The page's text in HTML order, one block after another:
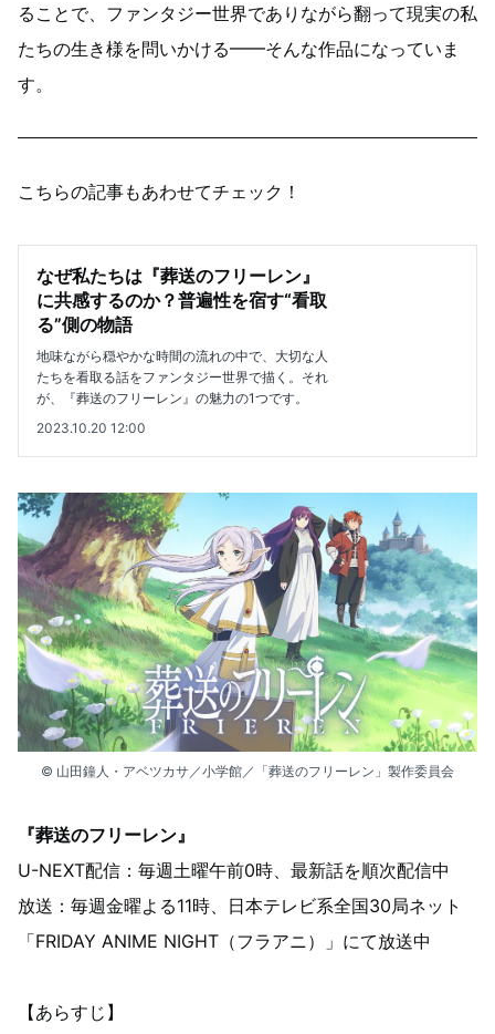
ることで、ファンタジー世界でありながら翻って現実の私
たちの生き様を問いかける━━そんな作品になっていま
す。
こちらの記事もあわせてチェック！
なぜ私たちは『葬送のフリーレン』
に共感するのか？普遍性を宿す“看取
る”側の物語
地味ながら穏やかな時間の流れの中で、大切な人
たちを看取る話をファンタジー世界で描く。それ
が、『葬送のフリーレン』の魅力の1つです。
2023.10.20 12:00
© 山田鐘人・アベツカサ／小学館／「葬送のフリーレン」製作委員会
『葬送のフリーレン』
U-NEXT配信：毎週土曜午前0時、最新話を順次配信中
放送：毎週金曜よる11時、日本テレビ系全国30局ネット
「FRIDAY ANIME NIGHT（フラアニ）」にて放送中
【あらすじ】